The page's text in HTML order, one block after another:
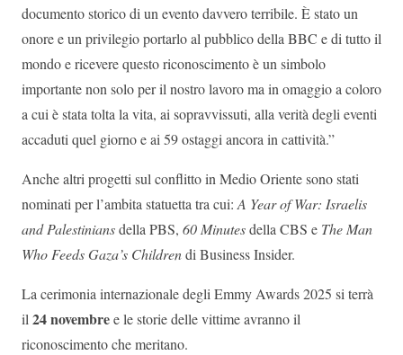
documento storico di un evento davvero terribile. È stato un
onore e un privilegio portarlo al pubblico della BBC e di tutto il
mondo e ricevere questo riconoscimento è un simbolo
importante non solo per il nostro lavoro ma in omaggio a coloro
a cui è stata tolta la vita, ai sopravvissuti, alla verità degli eventi
accaduti quel giorno e ai 59 ostaggi ancora in cattività.”
Anche altri progetti sul conflitto in Medio Oriente sono stati
nominati per l’ambita statuetta tra cui:A Year of War: Israelis
and Palestiniansdella PBS, 60 Minutesdella CBS e The Man
Who Feeds Gaza’s Childrendi Business Insider.
La cerimonia internazionale degli Emmy Awards 2025 si terrà
il24 novembree le storie delle vittime avranno il
riconoscimento che meritano.